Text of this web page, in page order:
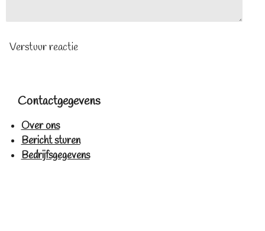
Verstuur reactie
Contactgegevens
Over ons
Bericht sturen
Bedrijfsgegevens